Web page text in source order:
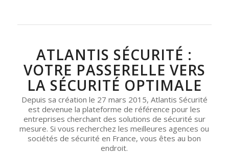
ATLANTIS SÉCURITÉ :
VOTRE PASSERELLE VERS
LA SÉCURITÉ OPTIMALE
Depuis sa création le 27 mars 2015, Atlantis Sécurité
est devenue la plateforme de référence pour les
entreprises cherchant des solutions de sécurité sur
mesure. Si vous recherchez les meilleures agences ou
sociétés de sécurité en France, vous êtes au bon
endroit.